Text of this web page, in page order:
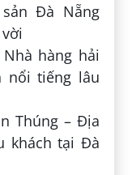
Đà Nẵng
hàng hải
nổi tiếng lâu
Thúng – Địa
khách tại Đà